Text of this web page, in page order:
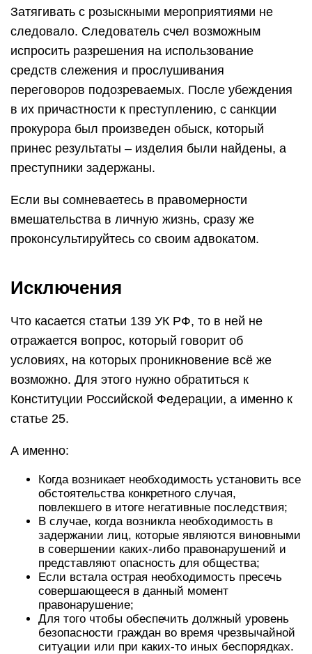
Затягивать с розыскными мероприятиями не
следовало. Следователь счел возможным
испросить разрешения на использование
средств слежения и прослушивания
переговоров подозреваемых. После убеждения
в их причастности к преступлению, с санкции
прокурора был произведен обыск, который
принес результаты – изделия были найдены, а
преступники задержаны.
Если вы сомневаетесь в правомерности
вмешательства в личную жизнь, сразу же
проконсультируйтесь со своим адвокатом.
Исключения
Что касается статьи 139 УК РФ, то в ней не
отражается вопрос, который говорит об
условиях, на которых проникновение всё же
возможно. Для этого нужно обратиться к
Конституции Российской Федерации, а именно к
статье 25.
А именно:
Когда возникает необходимость установить все
обстоятельства конкретного случая,
повлекшего в итоге негативные последствия;
В случае, когда возникла необходимость в
задержании лиц, которые являются виновными
в совершении каких-либо правонарушений и
представляют опасность для общества;
Если встала острая необходимость пресечь
совершающееся в данный момент
правонарушение;
Для того чтобы обеспечить должный уровень
безопасности граждан во время чрезвычайной
ситуации или при каких-то иных беспорядках.